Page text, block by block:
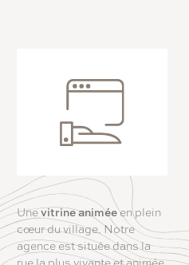
Unevitrine animéeen plein
cœur du village. Notre
agence est située dans la